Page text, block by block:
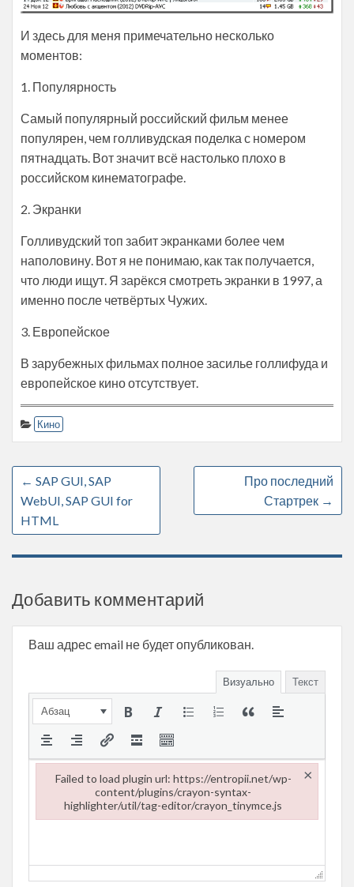
И здесь для меня примечательно несколько
моментов:
1. Популярность
Самый популярный российский фильм менее
популярен, чем голливудская поделка с номером
пятнадцать. Вот значит всё настолько плохо в
российском кинематографе.
2. Экранки
Голливудский топ забит экранками более чем
наполовину. Вот я не понимаю, как так получается,
что люди ищут. Я зарёкся смотреть экранки в 1997, а
именно после четвёртых Чужих.
3. Европейское
В зарубежных фильмах полное засилье голлифуда и
европейское кино отсутствует.
Кино
← SAP GUI, SAP
WebUI, SAP GUI for
HTML
Про последний
Стартрек →
Добавить комментарий
Ваш адрес email не будет опубликован.
Визуально Текст
Абзац
Failed to load plugin url: https://entropii.net/wp-
content/plugins/crayon-syntax-
highlighter/util/tag-editor/crayon_tinymce.js
×
Failed to load plugin url: https://entropii.net/wp-content/